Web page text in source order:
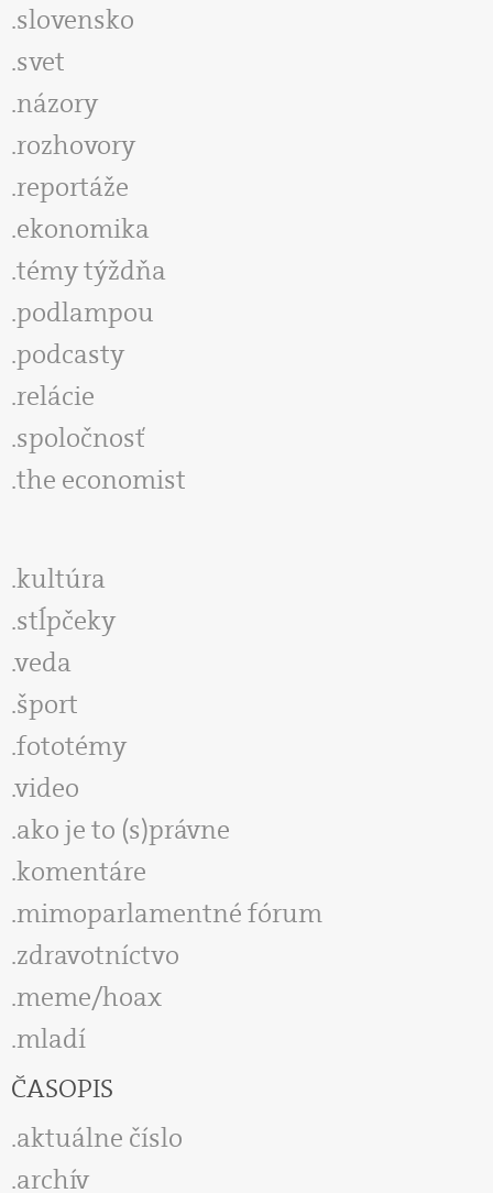
slovensko
svet
názory
rozhovory
reportáže
ekonomika
témy týždňa
podlampou
podcasty
relácie
spoločnosť
the economist
kultúra
stĺpčeky
veda
šport
fototémy
video
ako je to (s)právne
komentáre
mimoparlamentné fórum
zdravotníctvo
meme/hoax
mladí
ČASOPIS
aktuálne číslo
archív